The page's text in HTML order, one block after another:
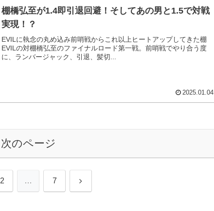
棚橋弘至が1.4即引退回避！そしてあの男と1.5で対戦
実現！？
EVILに執念の丸め込み前哨戦からこれ以上ヒートアップしてきた棚
EVILの対棚橋弘至のファイナルロード第一戦。前哨戦でやり合う度
に、ランバージャック、引退、髪切...
2025.01.04
次のページ
2 … 7 次